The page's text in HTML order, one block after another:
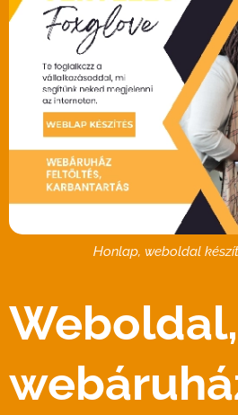
Honlap, weboldal
Weboldal,